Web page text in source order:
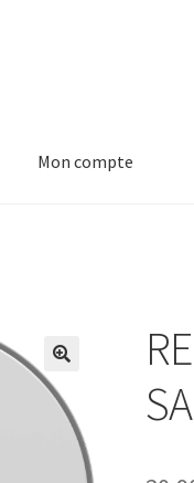
Mon compte